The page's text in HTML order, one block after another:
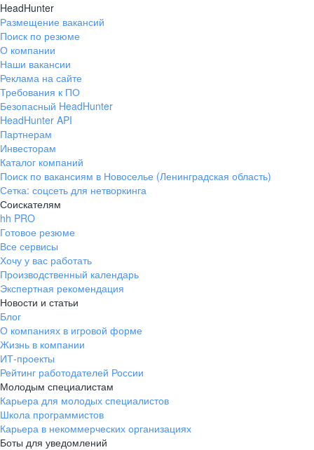
HeadHunter
Размещение вакансий
Поиск по резюме
О компании
Наши вакансии
Реклама на сайте
Требования к ПО
Безопасный HeadHunter
HeadHunter API
Партнерам
Инвесторам
Каталог компаний
Поиск по вакансиям в Новоселье (Ленинградская область)
Сетка: соцсеть для нетворкинга
Соискателям
hh PRO
Готовое резюме
Все сервисы
Хочу у вас работать
Производственный календарь
Экспертная рекомендация
Новости и статьи
Блог
О компаниях в игровой форме
Жизнь в компании
ИТ-проекты
Рейтинг работодателей России
Молодым специалистам
Карьера для молодых специалистов
Школа программистов
Карьера в некоммерческих организациях
Боты для уведомлений